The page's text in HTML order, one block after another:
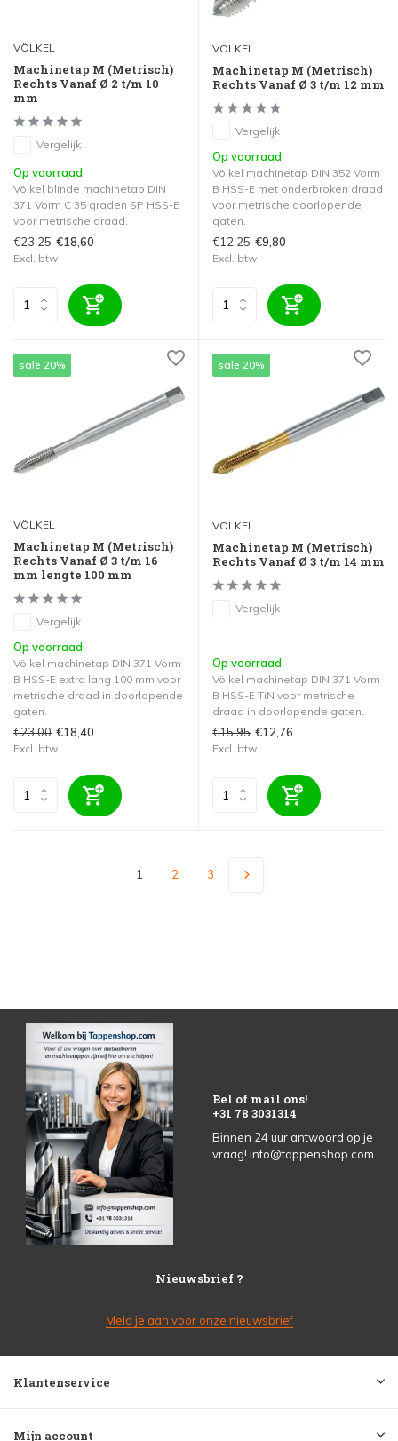
VÖLKEL
Machinetap M (Metrisch)
Rechts Vanaf Ø 2 t/m 10
mm
Vergelijk
Op voorraad
Völkel blinde machinetap DIN
371 Vorm C 35 graden SP HSS-E
voor metrische draad.
€23,25 €18,60
Excl. btw
VÖLKEL
Machinetap M (Metrisch)
Rechts Vanaf Ø 3 t/m 12 mm
Vergelijk
Op voorraad
Völkel machinetap DIN 352 Vorm
B HSS-E met onderbroken draad
voor metrische doorlopende
gaten.
€12,25 €9,80
Excl. btw
sale 20%
VÖLKEL
Machinetap M (Metrisch)
Rechts Vanaf Ø 3 t/m 16
mm lengte 100 mm
Vergelijk
Op voorraad
Völkel machinetap DIN 371 Vorm
B HSS-E extra lang 100 mm voor
metrische draad in doorlopende
gaten.
€23,00 €18,40
Excl. btw
sale 20%
VÖLKEL
Machinetap M (Metrisch)
Rechts Vanaf Ø 3 t/m 14 mm
Vergelijk
Op voorraad
Völkel machinetap DIN 371 Vorm
B HSS-E TiN voor metrische
draad in doorlopende gaten.
€15,95 €12,76
Excl. btw
1 2 3
Bel of mail ons!
+31 78 3031314
Binnen 24 uur antwoord op je
vraag! info@tappenshop.com
Nieuwsbrief ?
Meld je aan voor onze nieuwsbrief
Klantenservice
Mijn account